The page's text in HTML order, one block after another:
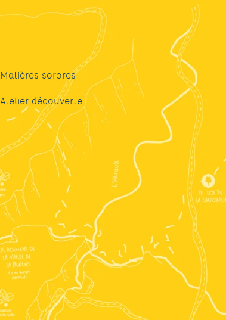
Matières sorores
Atelier découverte